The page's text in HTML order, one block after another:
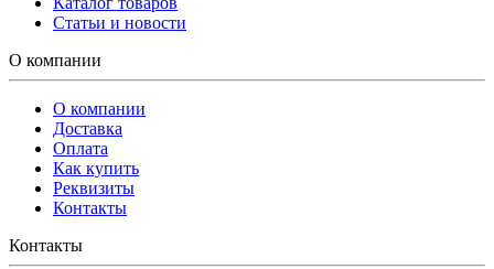
Статьи и новости
О компании
О компании
Доставка
Оплата
Как купить
Реквизиты
Контакты
Контакты